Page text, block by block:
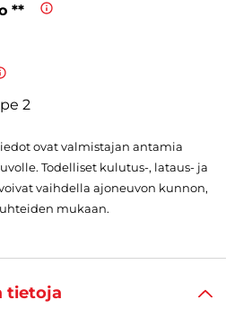
**
2
ovat valmistajan antamia
Todelliset kulutus-, lataus- ja
vaihdella ajoneuvon kunnon,
mukaan.
tietoja